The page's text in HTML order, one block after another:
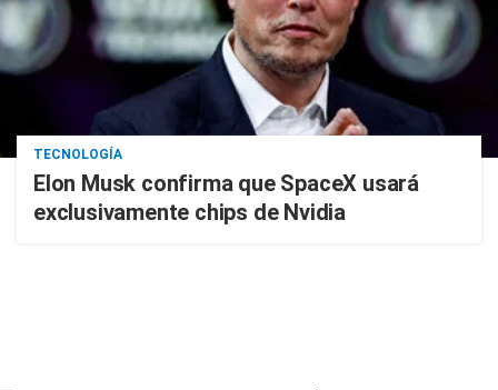
TECNOLOGÍA
Elon Musk confirma que SpaceX usará
exclusivamente chips de Nvidia